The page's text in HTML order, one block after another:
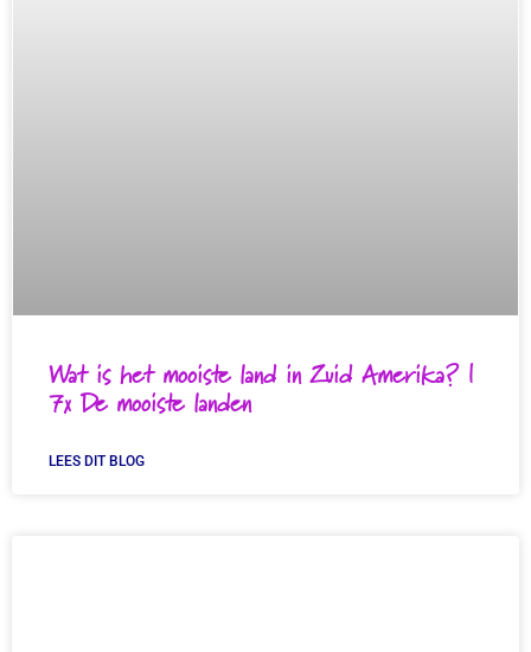
Wat is het mooiste land in Zuid Amerika? |
7x De mooiste landen
LEES DIT BLOG